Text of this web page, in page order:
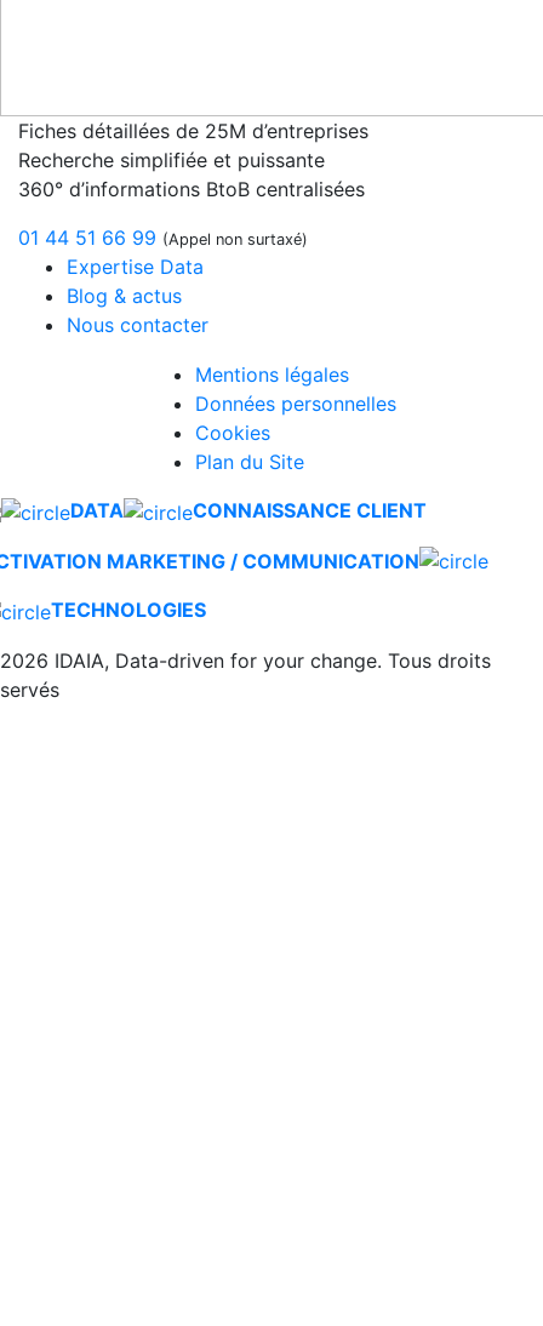
Fiches détaillées de 25M d’entreprises
Recherche simplifiée et puissante
360° d’informations BtoB centralisées
01 44 51 66 99 (Appel non surtaxé)
Expertise Data
Blog & actus
Nous contacter
Mentions légales
Données personnelles
Cookies
Plan du Site
DATA
CONNAISSANCE CLIENT
MARKETING / COMMUNICATION
TECHNOLOGIES
IDAIA, Data-driven for your change. Tous droits